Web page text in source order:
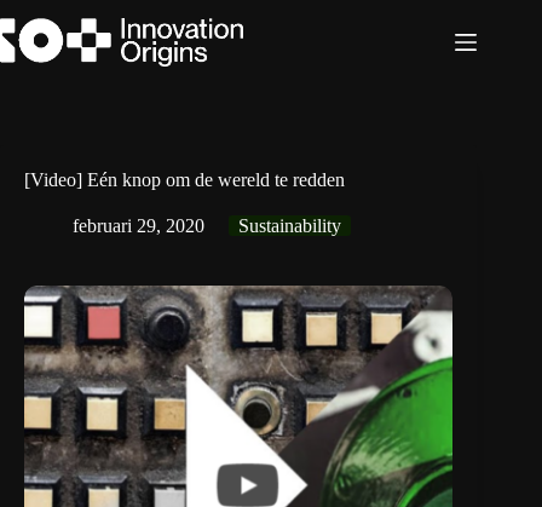
naar
de
[Video] Eén knop om de wereld te redden
februari 29, 2020 Sustainability